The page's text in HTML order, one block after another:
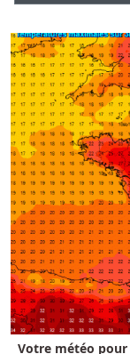
Votre météo pour